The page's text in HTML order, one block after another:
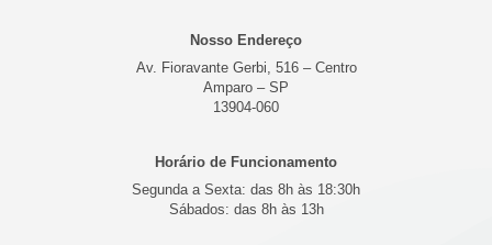
Nosso Endereço
Av. Fioravante Gerbi, 516 – Centro
Amparo – SP
13904-060
Horário de Funcionamento
Segunda a Sexta: das 8h às 18:30h
Sábados: das 8h às 13h